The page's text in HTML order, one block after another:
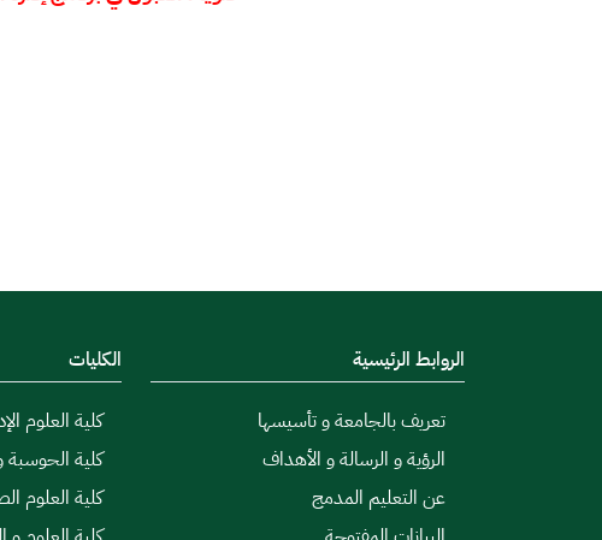
الروابط الرئيسية
تعريف بالجامعة و تأسيسها
الرؤية و الرسالة و الأهداف
عن التعليم المدمج
الكليات
كلية العلوم
كلية الحوسبة
كلية العلوم